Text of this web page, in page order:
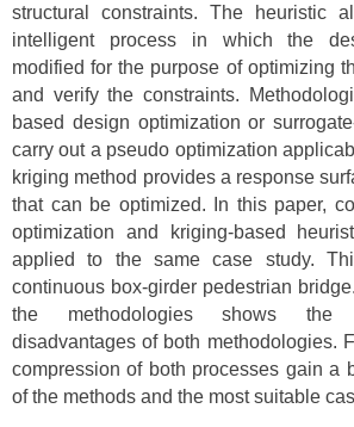
structural constraints. The heuristic
intelligent process in which the
modified for the purpose of optimizing
and verify the constraints.
based design optimization or
carry out a pseudo optimization
kriging method provides a response
that can be optimized. In this paper,
optimization and kriging-based
applied to the same case study.
continuous box-girder pedestrian
the methodologies shows the
disadvantages of both methodologies.
compression of both processes gain a
of the methods and the most suitable